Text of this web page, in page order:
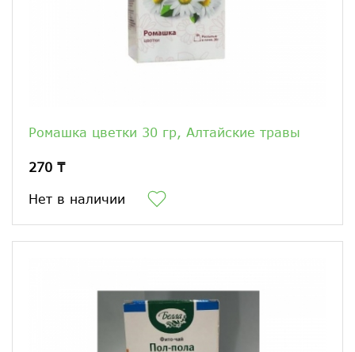
Ромашка цветки 30 гр, Алтайские травы
270 ₸
Нет в наличии